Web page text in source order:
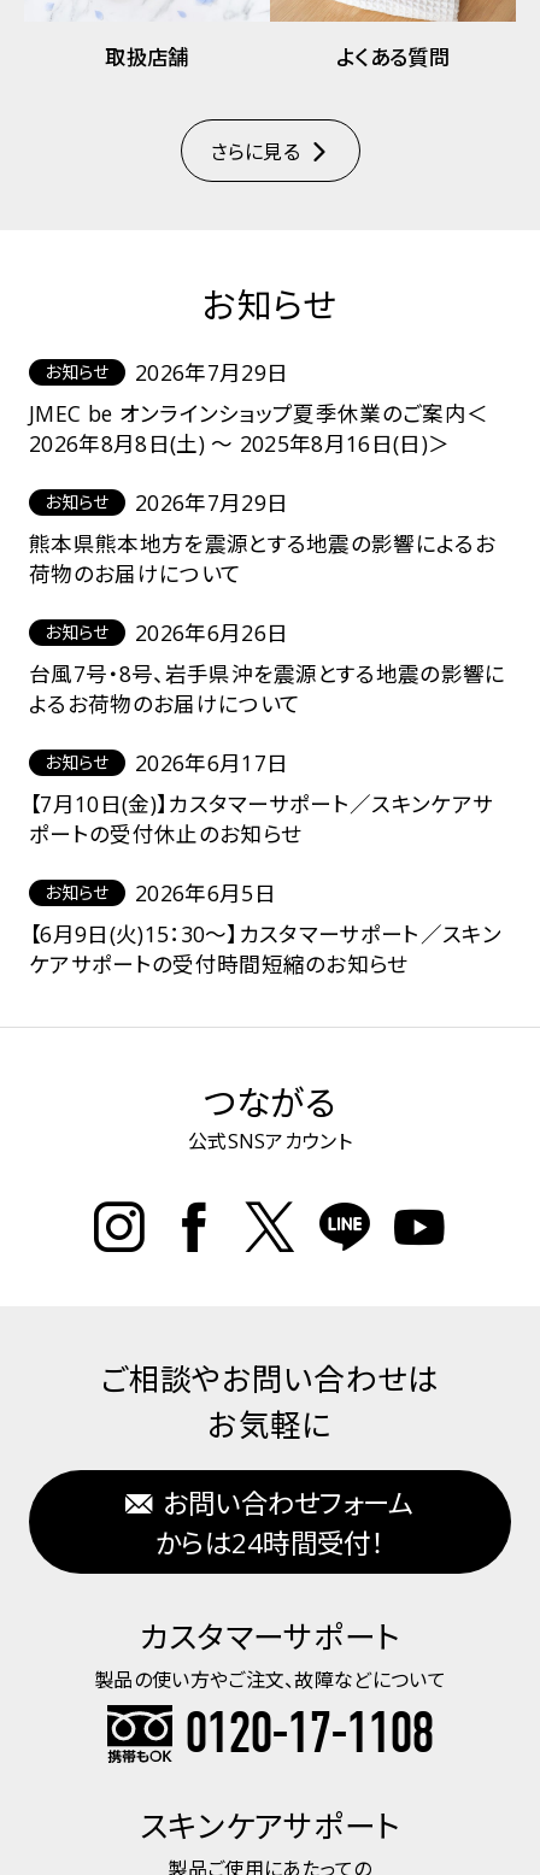
取扱店舗 よくある質問
さらに見る
お知らせ
お知らせ
2026年7月29日
JMEC be オンラインショップ夏季休業のご案内＜
2026年8月8日(土) ～ 2025年8月16日(日)＞
お知らせ
2026年7月29日
熊本県熊本地方を震源とする地震の影響によるお
荷物のお届けについて
お知らせ
2026年6月26日
台風7号・8号、岩手県沖を震源とする地震の影響に
よるお荷物のお届けについて
お知らせ
2026年6月17日
【7月10日(金)】カスタマーサポート／スキンケアサ
ポートの受付休止のお知らせ
お知らせ
2026年6月5日
【6月9日(火)15：30～】カスタマーサポート／スキン
ケアサポートの受付時間短縮のお知らせ
つながる
公式SNSアカウント
ご相談やお問い合わせは
お気軽に
お問い合わせフォーム
からは24時間受付！
カスタマーサポート
製品の使い方やご注文、故障などについて
0120-17-1108
スキンケアサポート
製品ご使用にあたっての